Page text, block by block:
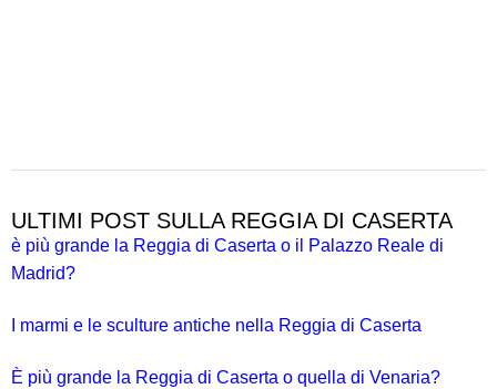
ULTIMI POST SULLA REGGIA DI CASERTA
è più grande la Reggia di Caserta o il Palazzo Reale di
Madrid?
I marmi e le sculture antiche nella Reggia di Caserta
È più grande la Reggia di Caserta o quella di Venaria?